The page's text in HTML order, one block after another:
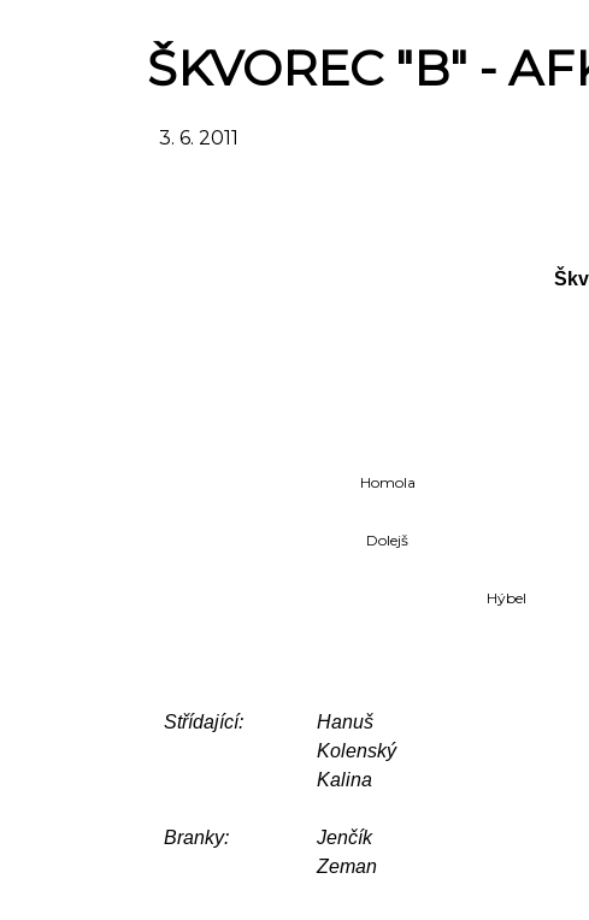
ŠKVOREC "B" -
3. 6. 2011
Homola
Dolejš
Hýbel
Střídající:
Hanuš
Kolenský
Kalina
Branky:
Jenčík
Zeman